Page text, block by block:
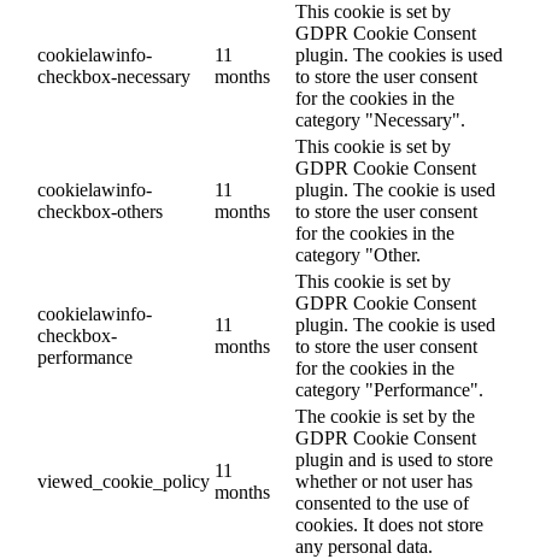
cookielawinfo-
checkbox-necessary
11
months
This cookie is set by
GDPR Cookie Consent
plugin. The cookies is used
to store the user consent
for the cookies in the
category "Necessary".
cookielawinfo-
checkbox-others
11
months
This cookie is set by
GDPR Cookie Consent
plugin. The cookie is used
to store the user consent
for the cookies in the
category "Other.
cookielawinfo-
checkbox-
performance
11
months
This cookie is set by
GDPR Cookie Consent
plugin. The cookie is used
to store the user consent
for the cookies in the
category "Performance".
viewed_cookie_policy
11
months
The cookie is set by the
GDPR Cookie Consent
plugin and is used to store
whether or not user has
consented to the use of
cookies. It does not store
any personal data.